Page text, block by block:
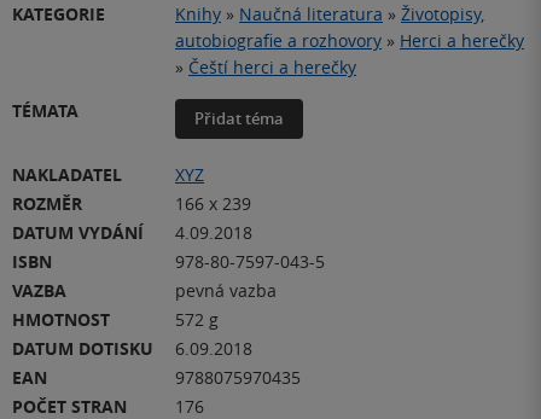
KATEGORIE
Knihy » Naučná literatura » Životopisy,
autobiografie a rozhovory » Herci a herečky
» Čeští herci a herečky
TÉMATA
Přidat téma
NAKLADATEL
XYZ
ROZMĚR
166 x 239
DATUM VYDÁNÍ
4.09.2018
ISBN
978-80-7597-043-5
VAZBA
pevná vazba
HMOTNOST
572 g
DATUM DOTISKU
6.09.2018
EAN
9788075970435
POČET STRAN
176